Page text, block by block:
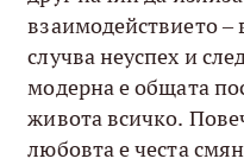
взаимодействието –
случва неуспех и
модерна е общата
живота всичко.
любовта е честа